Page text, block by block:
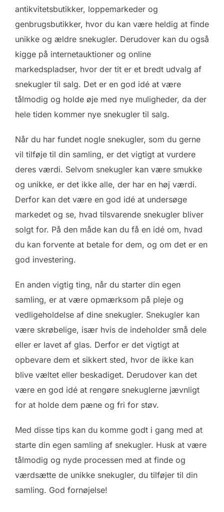
antikvitetsbutikker, loppemarkeder og
genbrugsbutikker, hvor du kan være heldig at finde
unikke og ældre snekugler. Derudover kan du også
kigge på internetauktioner og online
markedspladser, hvor der tit er et bredt udvalg af
snekugler til salg. Det er en god idé at være
tålmodig og holde øje med nye muligheder, da der
hele tiden kommer nye snekugler til salg.
Når du har fundet nogle snekugler, som du gerne
vil tilføje til din samling, er det vigtigt at vurdere
deres værdi. Selvom snekugler kan være smukke
og unikke, er det ikke alle, der har en høj værdi.
Derfor kan det være en god idé at undersøge
markedet og se, hvad tilsvarende snekugler bliver
solgt for. På den måde kan du få en idé om, hvad
du kan forvente at betale for dem, og om det er en
god investering.
En anden vigtig ting, når du starter din egen
samling, er at være opmærksom på pleje og
vedligeholdelse af dine snekugler. Snekugler kan
være skrøbelige, især hvis de indeholder små dele
eller er lavet af glas. Derfor er det vigtigt at
opbevare dem et sikkert sted, hvor de ikke kan
blive væltet eller beskadiget. Derudover kan det
være en god idé at rengøre snekuglerne jævnligt
for at holde dem pæne og fri for støv.
Med disse tips kan du komme godt i gang med at
starte din egen samling af snekugler. Husk at være
tålmodig og nyde processen med at finde og
værdsætte de unikke snekugler, du tilføjer til din
samling. God fornøjelse!